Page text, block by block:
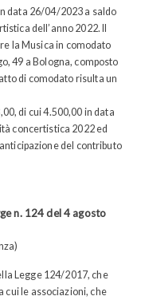
data 26/04/2023 a saldo
dell’anno 2022. Il
la Musica in comodato
49 a Bologna, composto
di comodato risulta un
di cui 4.500,00 in data
concertistica 2022 ed
del contributo
n. 124 del 4 agosto
Legge 124/2017, che
cui le associazioni, che